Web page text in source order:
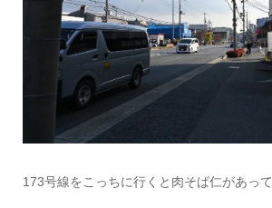
173号線をこっちに行くと肉そば仁があって